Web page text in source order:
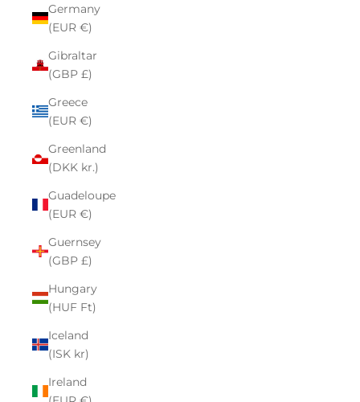
Germany
(EUR €)
Gibraltar
(GBP £)
Greece
(EUR €)
Greenland
(DKK kr.)
Guadeloupe
(EUR €)
Guernsey
(GBP £)
Hungary
(HUF Ft)
Iceland
(ISK kr)
Ireland